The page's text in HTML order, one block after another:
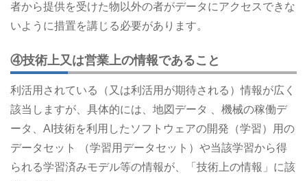
者から提供を受けた物以外の者がデータにアクセスできな
いように措置を講じる必要があります。
④技術上又は営業上の情報であること
利活用されている（又は利活用が期待される）情報が広く
該当しますが、具体的には、地図データ 、機械の稼働デ
ータ、AI技術を利用したソフトウェアの開発（学習）用の
データセット （学習用データセット）や当該学習から得
られる学習済みモデル等の情報が、「技術上の情報」に該